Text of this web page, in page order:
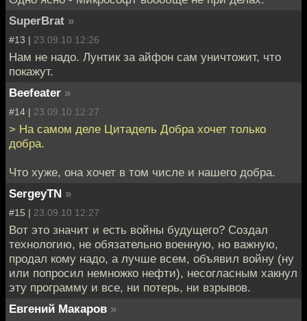
SuperBrat »
#13 | 23.09.10 12:26
Нам не надо. Лунтик за айфон сам уничтожит, что
покажут.
Beefeater »
#14 | 23.09.10 12:27
> На самом деле Цитадель Добра хочет только
добра.
Что хуже, она хочет в том числе и нашего добра.
SergeyTN »
#15 | 23.09.10 12:27
Вот это значит и есть войны будущего? Создал
технологию, не обязательно военную, но важную,
продал кому надо, а лучше всем, объявил войну (ну
или попросил немножко нефти), несогласным хакнул
эту программу и все, ни потерь, ни взрывов.
Евгений Макаров »